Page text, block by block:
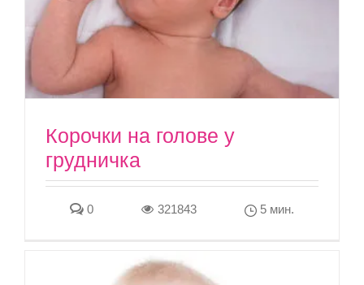
Корочки на голове у
грудничка
0 321843 5 мин.